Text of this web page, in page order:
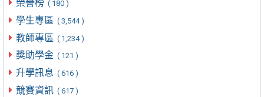
榮譽榜 ( 180 )
學生專區 ( 3,544 )
教師專區 ( 1,234 )
獎助學金 ( 121 )
升學訊息 ( 616 )
競賽資訊 ( 617 )